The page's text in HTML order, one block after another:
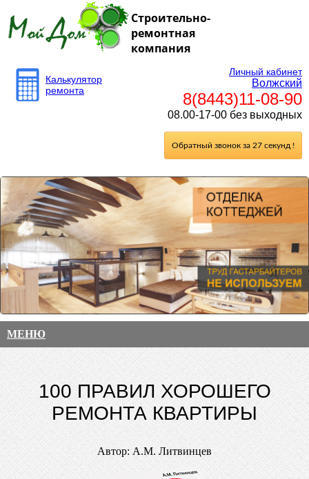
Строительно-
ремонтная
компания
Калькулятор
ремонта
Личный кабинет
Волжский
8(8443)11-08-90
08.00-17-00 без выходных
Обратный звонок за 27 секунд !
МЕНЮ
100 ПРАВИЛ ХОРОШЕГО
РЕМОНТА КВАРТИРЫ
Автор: А.М. Литвинцев